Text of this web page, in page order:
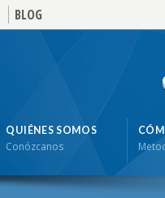
BLOG
QUIÉNES SOMOS
Conózcanos